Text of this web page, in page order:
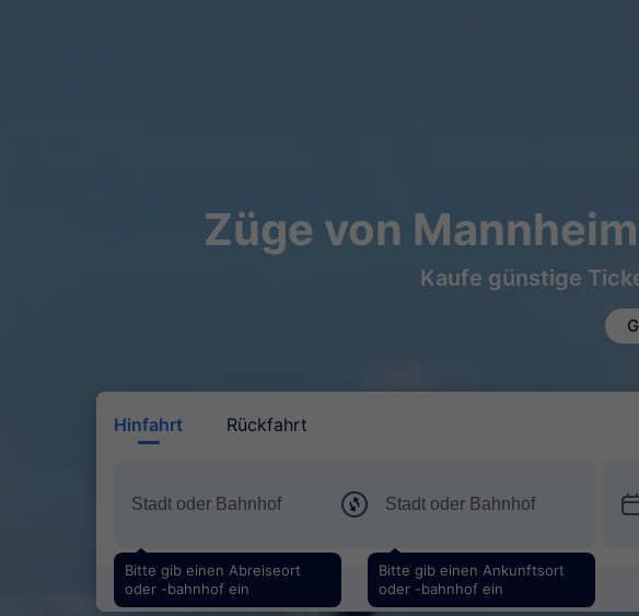
Züge von
Kaufe günstige
Hinfahrt Rückfahrt
Bitte gib einen Abreiseort
oder -bahnhof ein
Bitte gib einen Ankunftsort
oder -bahnhof ein